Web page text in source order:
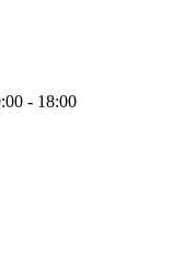
- 18:00